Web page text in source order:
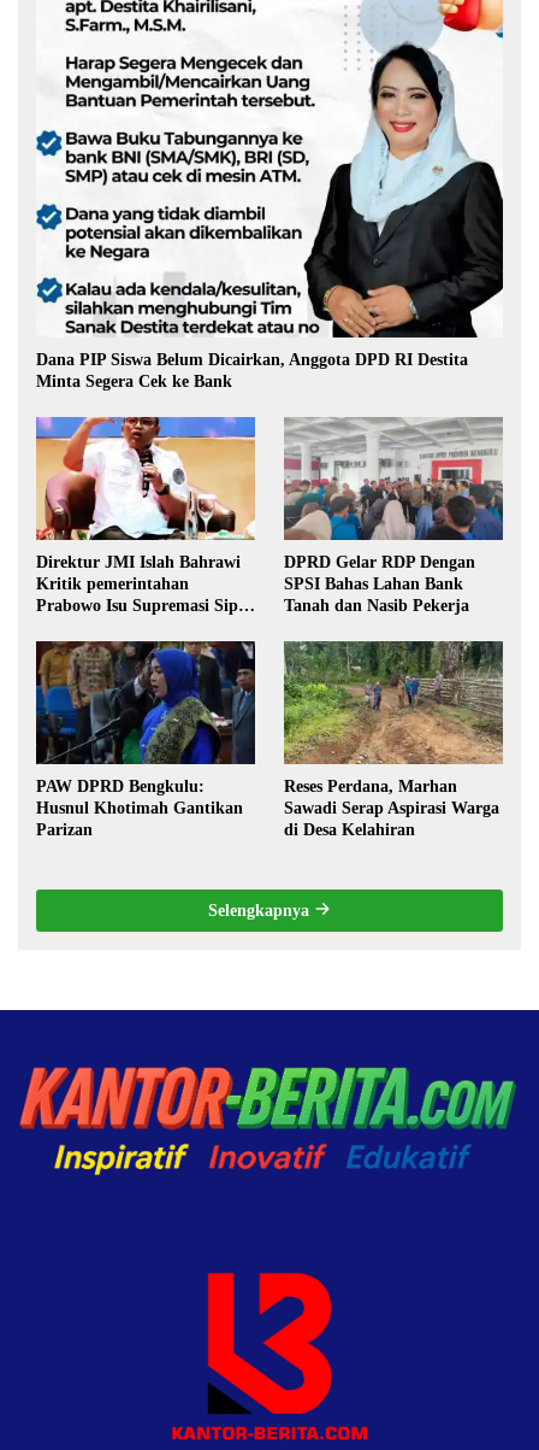
Dana PIP Siswa Belum Dicairkan, Anggota DPD RI Destita
Minta Segera Cek ke Bank
Direktur JMI Islah Bahrawi
Kritik pemerintahan
Prabowo Isu Supremasi Sipil,
Pilkada oleh DPRD
DPRD Gelar RDP Dengan
SPSI Bahas Lahan Bank
Tanah dan Nasib Pekerja
PAW DPRD Bengkulu:
Husnul Khotimah Gantikan
Parizan
Reses Perdana, Marhan
Sawadi Serap Aspirasi Warga
di Desa Kelahiran
Selengkapnya